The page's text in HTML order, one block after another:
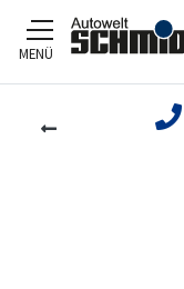
Zum Hauptinhalt
MENÜ